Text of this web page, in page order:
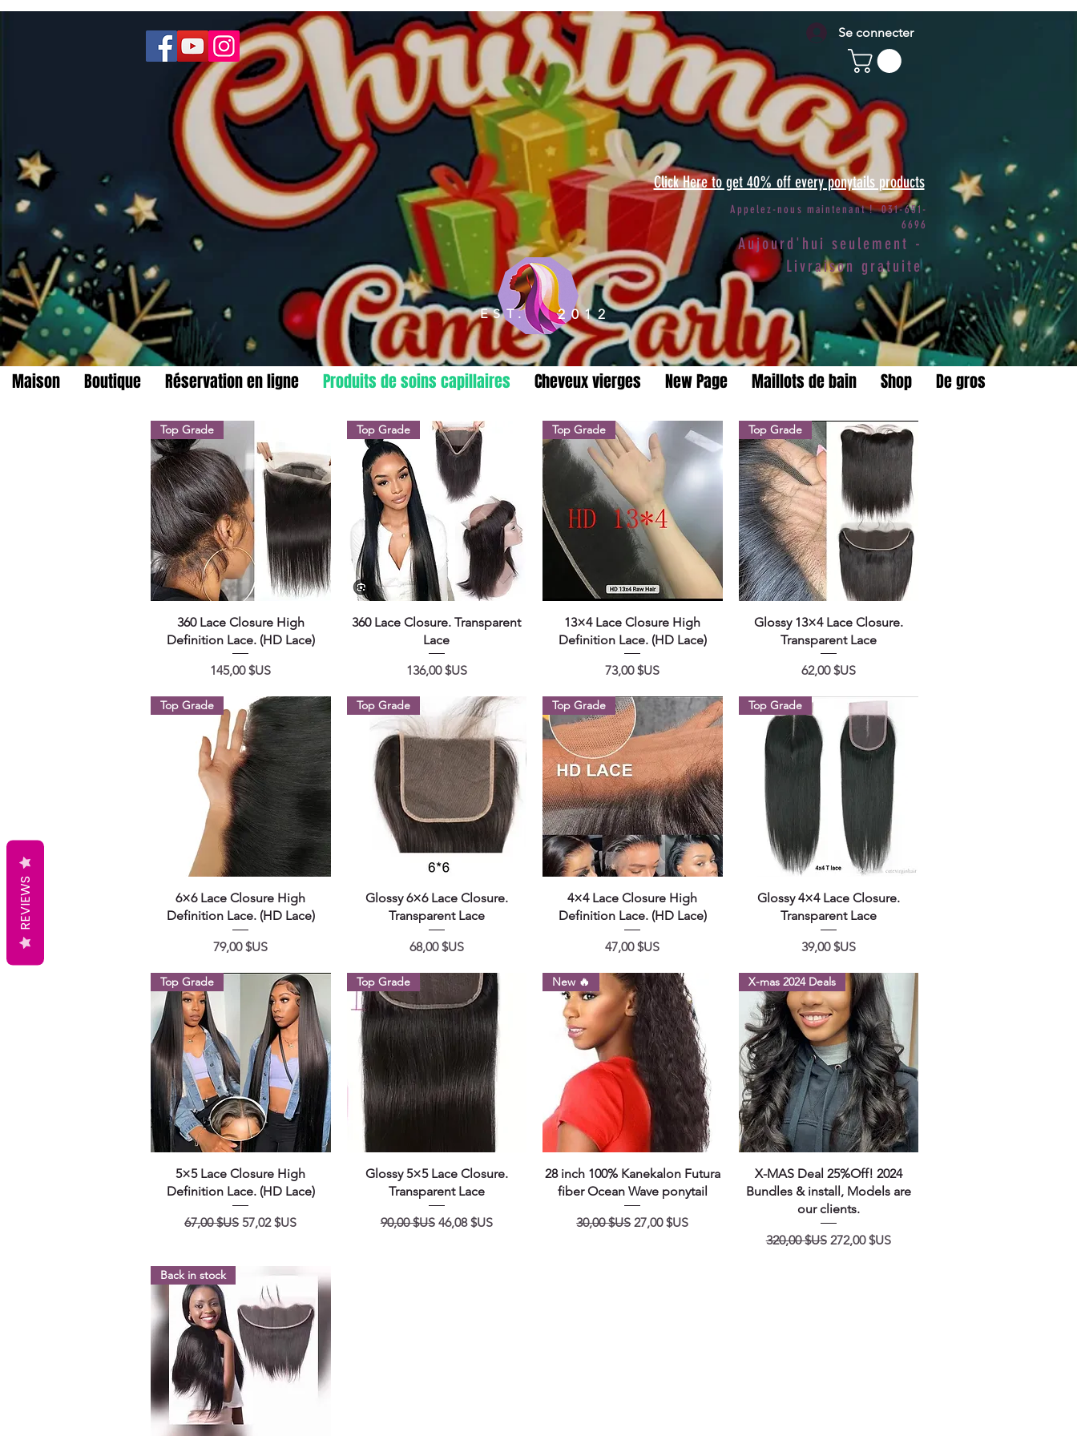
Se connecter
Click Here to get 40% off every ponytails products
Appelez-nous maintenant ! 031-651-
6696
EST. 2012
Aujourd'hui seulement -
Livraison gratuite
Maison Boutique Réservation en ligne Produits de soins capillaires Cheveux vierges New Page Maillots de bain Shop De gros
Aperçu rapide
Top Grade
360 Lace Closure High
Definition Lace. (HD Lace)
Prix
145,00 $US
Aperçu rapide
Top Grade
360 Lace Closure. Transparent
Lace
Prix
136,00 $US
Aperçu rapide
Top Grade
13×4 Lace Closure High
Definition Lace. (HD Lace)
Prix
73,00 $US
Aperçu rapide
Top Grade
Glossy 13×4 Lace Closure.
Transparent Lace
Prix
62,00 $US
Aperçu rapide
Top Grade
6×6 Lace Closure High
Definition Lace. (HD Lace)
Prix
79,00 $US
Aperçu rapide
Top Grade
Glossy 6×6 Lace Closure.
Transparent Lace
Prix
68,00 $US
Aperçu rapide
Top Grade
4×4 Lace Closure High
Definition Lace. (HD Lace)
Prix
47,00 $US
Aperçu rapide
Top Grade
Glossy 4×4 Lace Closure.
Transparent Lace
Prix
39,00 $US
Aperçu rapide
Top Grade
5×5 Lace Closure High
Definition Lace. (HD Lace)
Prix original
67,00 $US Prix promotionnel
57,02 $US
Aperçu rapide
Top Grade
Glossy 5×5 Lace Closure.
Transparent Lace
Prix original
90,00 $US Prix promotionnel
46,08 $US
Aperçu rapide
New 🔥
28 inch 100% Kanekalon Futura
fiber Ocean Wave ponytail
Prix original
30,00 $USPrix promotionnel
27,00 $US
Aperçu rapide
X-mas 2024 Deals
X-MAS Deal 25%Off! 2024
Bundles & install, Models are
our clients.
Prix original
320,00 $US Prix promotionnel
272,00 $US
Back in stock
REVIEWS